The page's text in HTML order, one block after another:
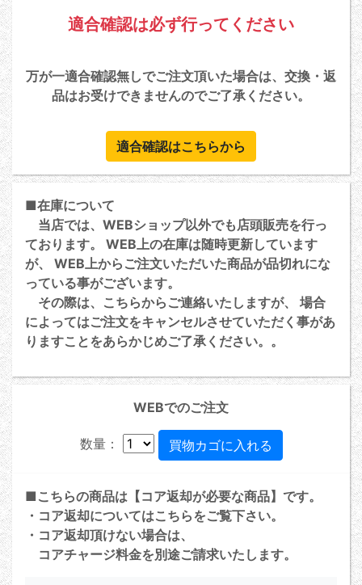
適合確認は必ず行ってください
万が一適合確認無しでご注文頂いた場合は、交換・返
品はお受けできませんのでご了承ください。
適合確認はこちらから
■在庫について
当店では、WEBショップ以外でも店頭販売を行っ
ております。 WEB上の在庫は随時更新しています
が、 WEB上からご注文いただいた商品が品切れにな
っている事がございます。
その際は、こちらからご連絡いたしますが、 場合
によってはご注文をキャンセルさせていただく事があ
りますことをあらかじめご了承ください。。
WEBでのご注文
数量：
■こちらの商品は【コア返却が必要な商品】です。
・コア返却についてはこちらをご覧下さい。
・コア返却頂けない場合は、
コアチャージ料金を別途ご請求いたします。